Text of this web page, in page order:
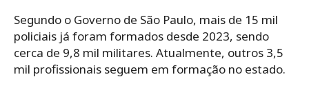
Segundo o Governo de São Paulo, mais de 15 mil
policiais já foram formados desde 2023, sendo
cerca de 9,8 mil militares. Atualmente, outros 3,5
mil profissionais seguem em formação no estado.